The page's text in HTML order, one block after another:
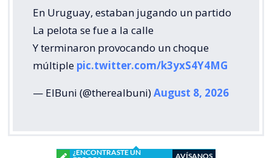
En Uruguay, estaban jugando un partido
La pelota se fue a la calle
Y terminaron provocando un choque
múltiple pic.twitter.com/k3yxS4Y4MG
— ElBuni (@therealbuni)August 8, 2026
¿ENCONTRASTE UN
AVÍSANOS